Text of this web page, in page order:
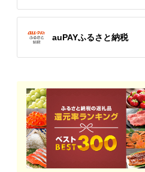
出典：ふるなび
沖縄県 石垣市
アートホテル石垣島
施設利用券 3万円分
5.0
100,000
出典：ふるなび
沖縄県 恩納村
【恩納村】JTBふるさ
と旅行クーポン
（3,000円分）有効期
間3年（Eメール発
行）｜予約 宿泊 観光
5.0
10,000
auPAYふるさと納税